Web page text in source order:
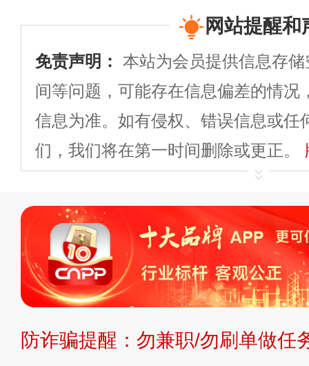
网站提醒和
免责声明： 本站为会员提供信息存
间等问题，可能存在信息偏差的情况
信息为准。如有侵权、错误信息或任
们，我们将在第一时间删除或更正。
平台自有内容（文字
标、LOGO 等）知识产权归本站所
复制、转载、商用。本站不生产产
不代理、不招商、不提供中介服务。
持投资购买的观点或意见，页面信息
提交说明： 快速提交发布>> 提交品
防诈骗提醒：勿兼职/勿刷单做任